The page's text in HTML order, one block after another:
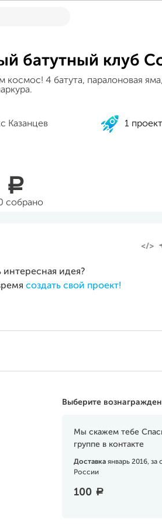
батутный клуб
космос! 4 батута, паралоновая
Казанцев 1 проект
a
собрано
интересная идея?
создать свой проект!
Выберите
Мы скажем тебе
группе в контакте
Доставка январь 2016, за
России
100 a